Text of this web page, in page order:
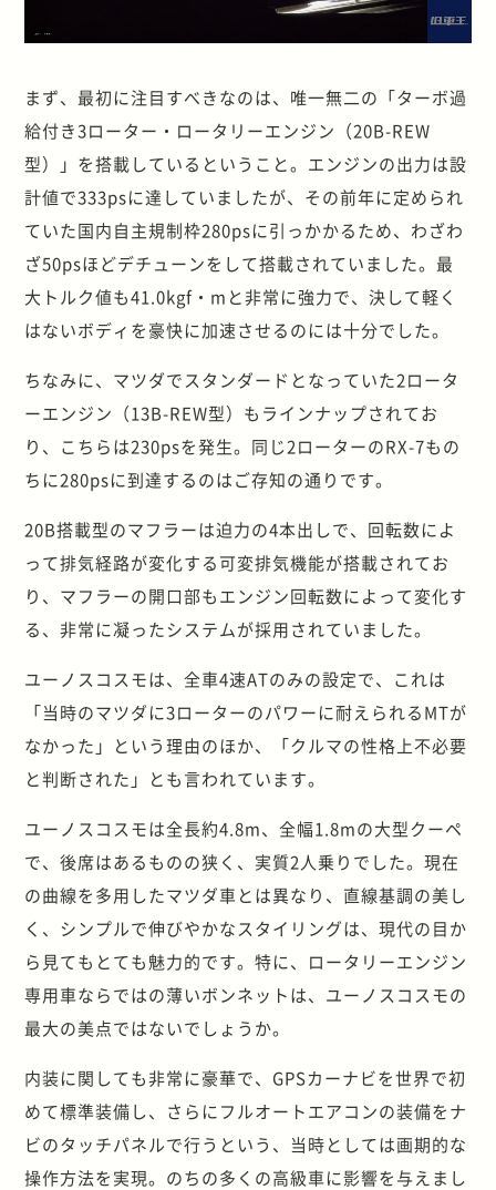
まず、最初に注目すべきなのは、唯一無二の「ターボ過
給付き3ローター・ロータリーエンジン（20B-REW
型）」を搭載しているということ。エンジンの出力は設
計値で333psに達していましたが、その前年に定められ
ていた国内自主規制枠280psに引っかかるため、わざわ
ざ50psほどデチューンをして搭載されていました。最
大トルク値も41.0kgf・mと非常に強力で、決して軽く
はないボディを豪快に加速させるのには十分でした。
ちなみに、マツダでスタンダードとなっていた2ロータ
ーエンジン（13B-REW型）もラインナップされてお
り、こちらは230psを発生。同じ2ローターのRX-7もの
ちに280psに到達するのはご存知の通りです。
20B搭載型のマフラーは迫力の4本出しで、回転数によ
って排気経路が変化する可変排気機能が搭載されてお
り、マフラーの開口部もエンジン回転数によって変化す
る、非常に凝ったシステムが採用されていました。
ユーノスコスモは、全車4速ATのみの設定で、これは
「当時のマツダに3ローターのパワーに耐えられるMTが
なかった」という理由のほか、「クルマの性格上不必要
と判断された」とも言われています。
ユーノスコスモは全長約4.8m、全幅1.8mの大型クーペ
で、後席はあるものの狭く、実質2人乗りでした。現在
の曲線を多用したマツダ車とは異なり、直線基調の美し
く、シンプルで伸びやかなスタイリングは、現代の目か
ら見てもとても魅力的です。特に、ロータリーエンジン
専用車ならではの薄いボンネットは、ユーノスコスモの
最大の美点ではないでしょうか。
内装に関しても非常に豪華で、GPSカーナビを世界で初
めて標準装備し、さらにフルオートエアコンの装備をナ
ビのタッチパネルで行うという、当時としては画期的な
操作方法を実現。のちの多くの高級車に影響を与えまし